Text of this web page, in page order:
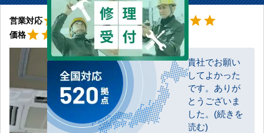
営業対応 星5
starstar starstar star 工事対応 星5
starstarstar starstar
価格 星5
starstar starstarstar
お客様
貴社でお願い
してよかった
です。ありが
とうございま
した。(続きを
読む)